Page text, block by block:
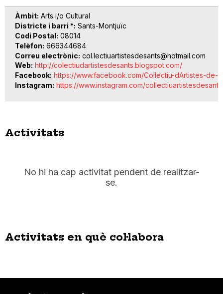
Àmbit Arts i/o Cultural
Districte i barri * Sants-Montjuïc
Codi Postal 08014
Telèfon 666344684
Correu electrònic col.lectiuartistesdesants@hotmail.com
Web http://colectiudartistesdesants.blogspot.com/
Facebook https://www.facebook.com/Collectiu-dArtistes-de-
Instagram https://www.instagram.com/collectiuartistesdesants
Activitats
No hi ha cap activitat pendent de realitzar-
se.
Activitats en què col·labora